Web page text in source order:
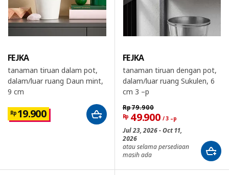
FEJKA
tanaman tiruan dalam pot,
dalam/luar ruang Daun mint,
9 cm
Rp 19.900
FEJKA
tanaman tiruan dengan pot,
dalam/luar ruang Sukulen, 6
cm 3 –p
Rp79.900
Rp 49.900 / 3 –p
Jul 23, 2026 - Oct 11,
2026
atau selama persediaan
masih ada